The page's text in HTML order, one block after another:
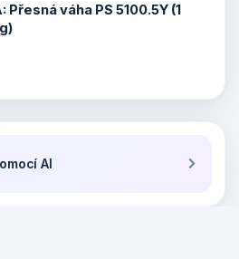
Přesná váha PS 5100.5Y (1
AI